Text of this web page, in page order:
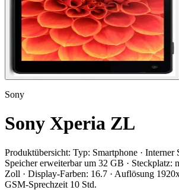
Sony
Sony Xperia ZL
Produktübersicht: Typ: Smartphone · Interner
Speicher erweiterbar um 32 GB · Steckplatz:
Zoll · Display-Farben: 16.7 · Auflösung
GSM-Sprechzeit 10 Std.